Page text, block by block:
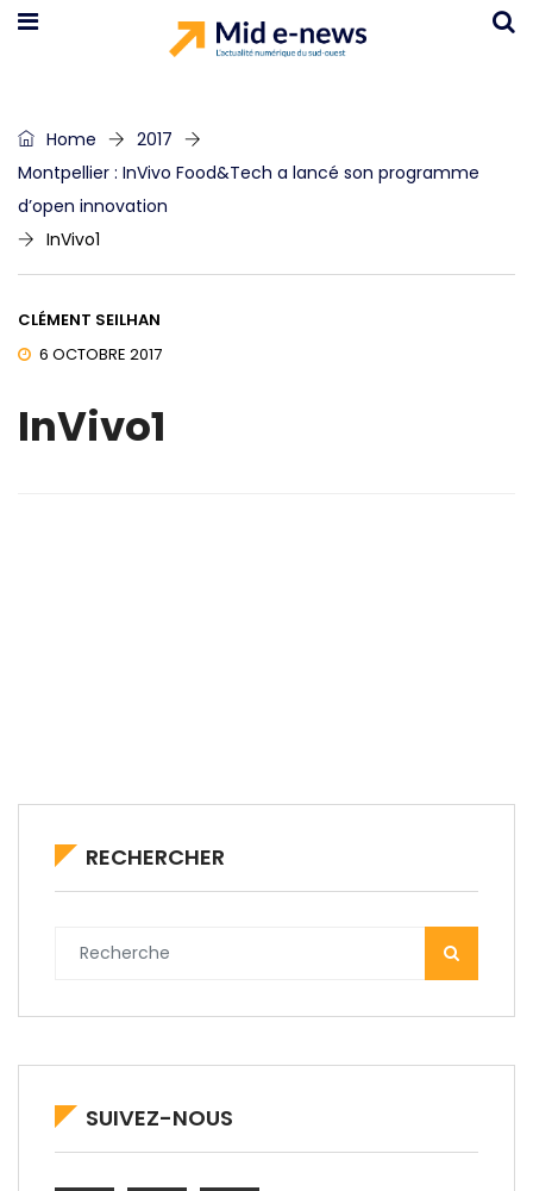
Home
2017
Montpellier : InVivo Food&Tech a lancé son programme
d’open innovation
InVivo1
CLÉMENT SEILHAN
6 OCTOBRE 2017
InVivo1
RECHERCHER
SUIVEZ-NOUS